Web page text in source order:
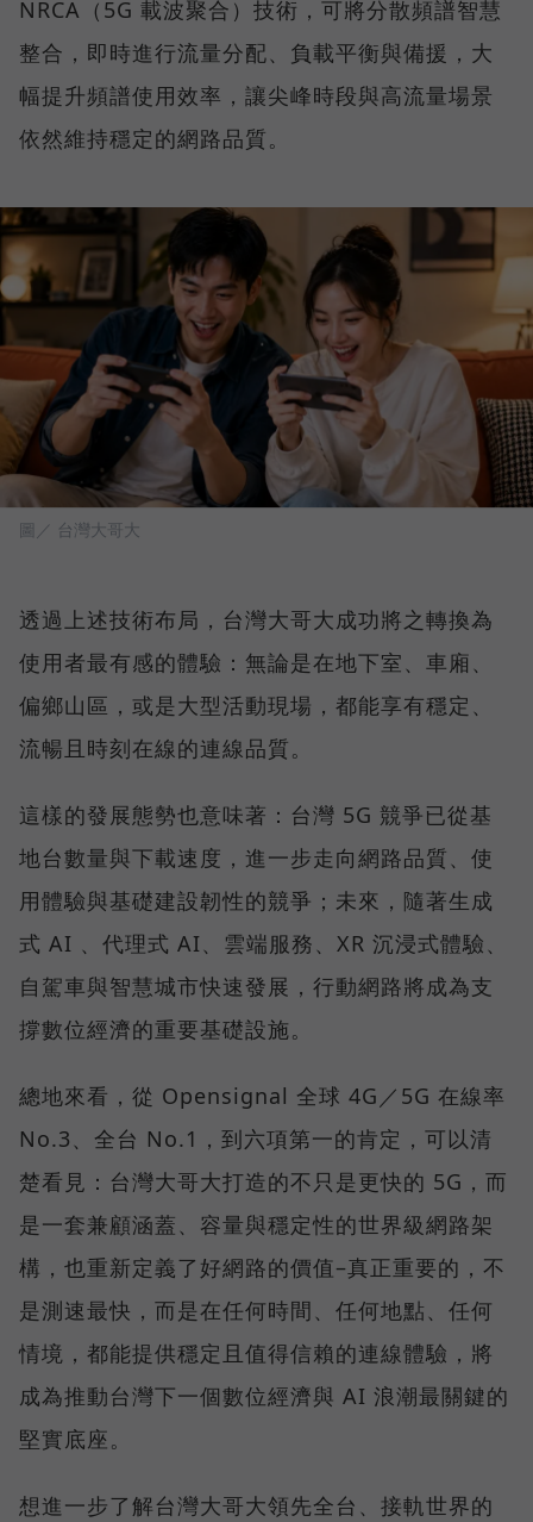
NRCA（5G 載波聚合）技術，可將分散頻譜智慧
整合，即時進行流量分配、負載平衡與備援，大
幅提升頻譜使用效率，讓尖峰時段與高流量場景
依然維持穩定的網路品質。
圖／ 台灣大哥大
透過上述技術布局，台灣大哥大成功將之轉換為
使用者最有感的體驗：無論是在地下室、車廂、
偏鄉山區，或是大型活動現場，都能享有穩定、
流暢且時刻在線的連線品質。
這樣的發展態勢也意味著：台灣 5G 競爭已從基
地台數量與下載速度，進一步走向網路品質、使
用體驗與基礎建設韌性的競爭；未來，隨著生成
式 AI 、代理式 AI、雲端服務、XR 沉浸式體驗、
自駕車與智慧城市快速發展，行動網路將成為支
撐數位經濟的重要基礎設施。
總地來看，從 Opensignal 全球 4G／5G 在線率
No.3、全台 No.1，到六項第一的肯定，可以清
楚看見：台灣大哥大打造的不只是更快的 5G，而
是一套兼顧涵蓋、容量與穩定性的世界級網路架
構，也重新定義了好網路的價值–真正重要的，不
是測速最快，而是在任何時間、任何地點、任何
情境，都能提供穩定且值得信賴的連線體驗，將
成為推動台灣下一個數位經濟與 AI 浪潮最關鍵的
堅實底座。
想進一步了解台灣大哥大領先全台、接軌世界的